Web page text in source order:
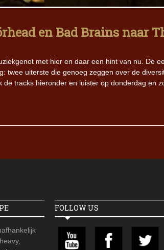
en Bad Brains naar
met hier en daar een hint van nu. De
twee uiterste die genoeg zeggen over de
de tracks hieronder en luister op donderdag en
FOLLOW US